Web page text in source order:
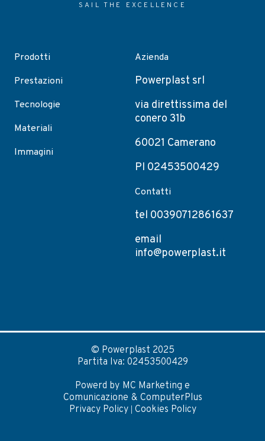
SAIL THE EXCELLENCE
Prodotti
Prestazioni
Tecnologie
Materiali
Immagini
Azienda
Powerplast srl
via direttissima del
conero 31b
60021 Camerano
PI 02453500429
Contatti
tel 00390712861637
email
info@powerplast.it
© Powerplast 2025
Partita Iva: 02453500429
Powerd by MC Marketing e
Comunicazione & ComputerPlus
Privacy Policy| Cookies Policy